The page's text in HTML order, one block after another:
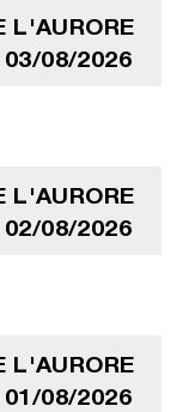
L'AURORE
03/08/2026
L'AURORE
02/08/2026
L'AURORE
01/08/2026